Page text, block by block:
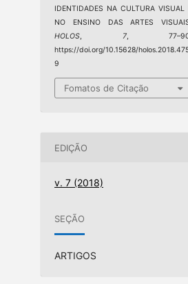
IDENTIDADES NA CULTURA VISUAL
NO ENSINO DAS ARTES
HOLOS
7,
https://doi.org/10.15628/
9
Fomatos de Citação
EDIÇÃO
v. 7 (2018)
SEÇÃO
ARTIGOS